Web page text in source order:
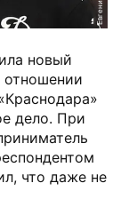
новый
отношении
дело. При
что даже не